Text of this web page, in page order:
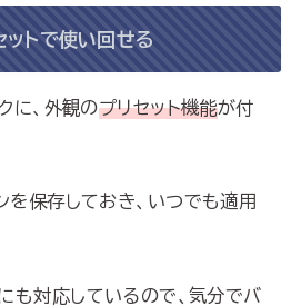
ットで使い回せる
に、外観のプリセット機能が付
を保存しておき、いつでも適用
も対応しているので、気分でバ